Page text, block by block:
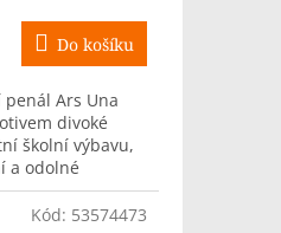
Do košíku
penál Ars Una
divoké
školní výbavu,
a odolné
na 1. stupni ZŠ.
Kód: 53574473